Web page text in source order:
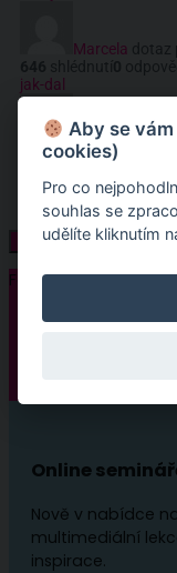
Marcela
jak-dal
Dana dotaz
711shlédnutí0
Follow:
Online
Nově v nabídce
multimediální
inspirace.
Aby se
cookies)
Pro co
souhlas se
udělíte kliknutím